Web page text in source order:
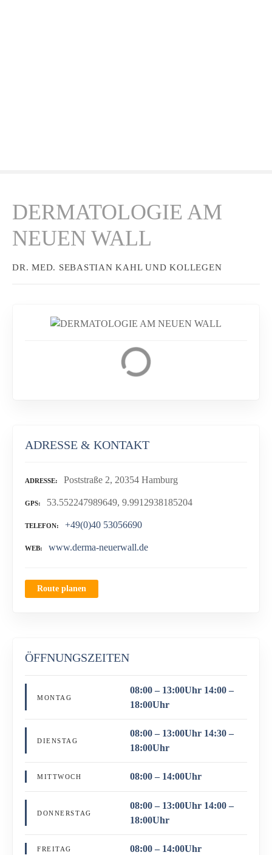
DERMATOLOGIE AM
NEUEN WALL
DR. MED. SEBASTIAN KAHL UND KOLLEGEN
ADRESSE & KONTAKT
ADRESSE Poststraße 2, 20354 Hamburg
GPS 53.552247989649, 9.9912938185204
TELEFON +49(0)40 53056690
WEB www.derma-neuerwall.de
Route planen
ÖFFNUNGSZEITEN
MONTAG
08:00 – 13:00Uhr 14:00 –
18:00Uhr
DIENSTAG
08:00 – 13:00Uhr 14:30 –
18:00Uhr
MITTWOCH 08:00 – 14:00Uhr
DONNERSTAG
08:00 – 13:00Uhr 14:00 –
18:00Uhr
FREITAG 08:00 – 14:00Uhr